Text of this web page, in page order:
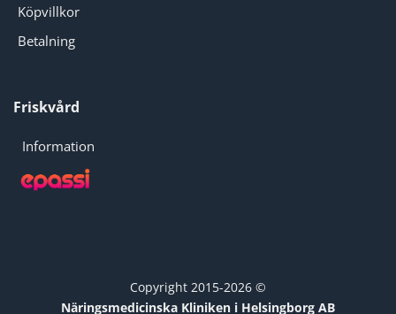
Köpvillkor
Betalning
Friskvård
Information
Copyright 2015-2026 ©
Näringsmedicinska Kliniken i Helsingborg AB